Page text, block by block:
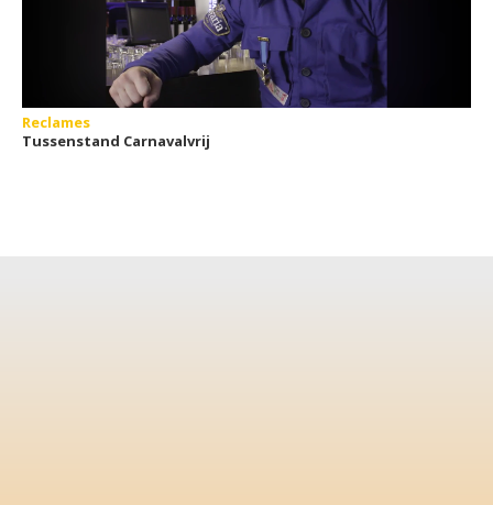
Reclames
Tussenstand Carnavalvrij